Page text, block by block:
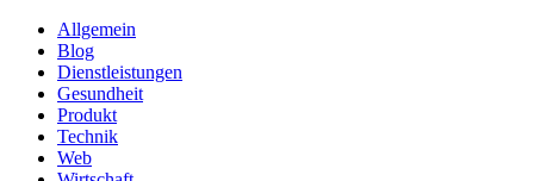
Allgemein
Blog
Dienstleistungen
Gesundheit
Produkt
Technik
Web